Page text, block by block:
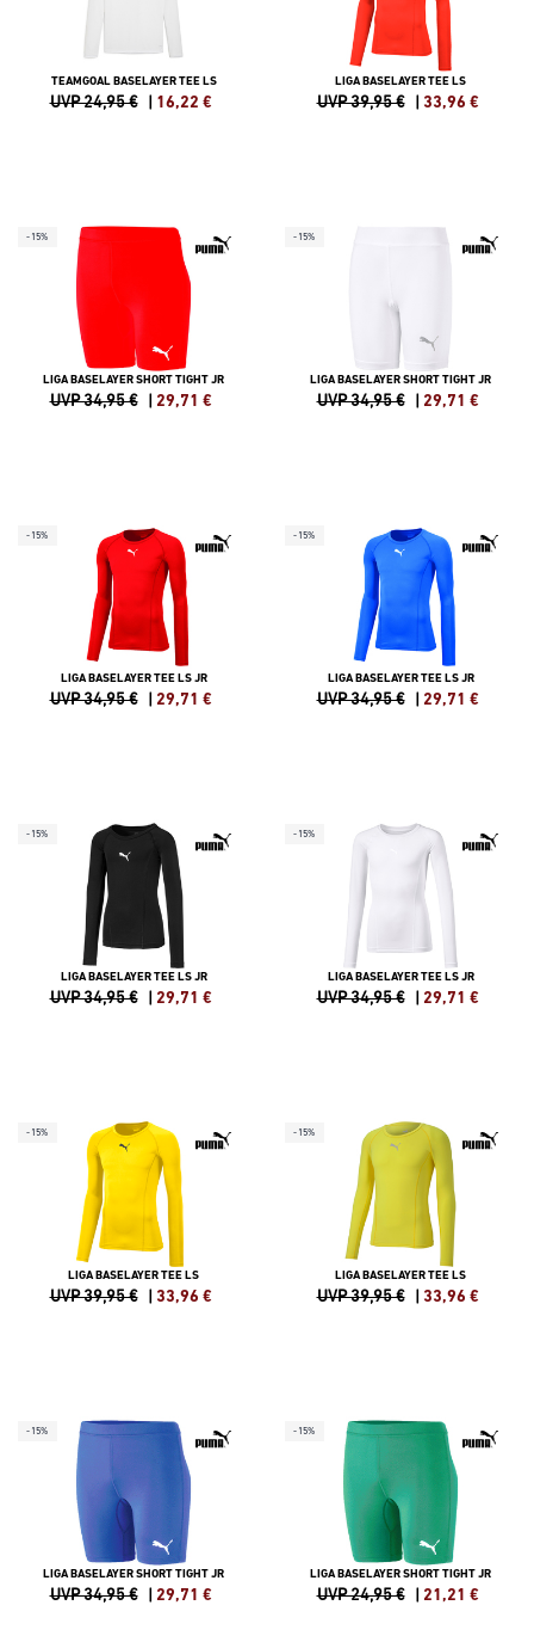
TEAMGOAL BASELAYER TEE LS
UVP 24,95 € | 16,22 €
LIGA BASELAYER TEE LS
UVP 39,95 € | 33,96 €
-15%
LIGA BASELAYER SHORT TIGHT JR
UVP 34,95 € | 29,71 €
-15%
LIGA BASELAYER SHORT TIGHT JR
UVP 34,95 € | 29,71 €
-15%
LIGA BASELAYER TEE LS JR
UVP 34,95 € | 29,71 €
-15%
LIGA BASELAYER TEE LS JR
UVP 34,95 € | 29,71 €
-15%
LIGA BASELAYER TEE LS JR
UVP 34,95 € | 29,71 €
-15%
LIGA BASELAYER TEE LS JR
UVP 34,95 € | 29,71 €
-15%
LIGA BASELAYER TEE LS
UVP 39,95 € | 33,96 €
-15%
LIGA BASELAYER TEE LS
UVP 39,95 € | 33,96 €
-15%
LIGA BASELAYER SHORT TIGHT JR
UVP 34,95 € | 29,71 €
-15%
LIGA BASELAYER SHORT TIGHT JR
UVP 24,95 € | 21,21 €